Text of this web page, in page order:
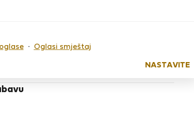
· Oglasi smještaj
NASTAVITE
with supermarket, bakery, self-service